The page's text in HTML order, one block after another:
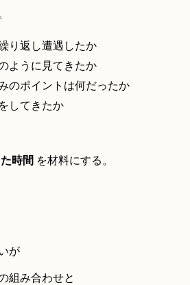
り返し遭遇したか
ように見てきたか
のポイントは何だったか
してきたか
時間 を材料にする。
が
組み合わせと